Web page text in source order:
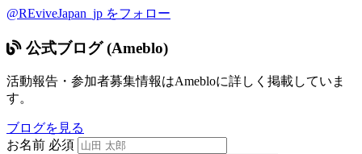
@REviveJapan_jp をフォロー
公式ブログ (Ameblo)
活動報告・参加者募集情報はAmebloに詳しく掲載していま
す。
ブログを見る
お名前 必須